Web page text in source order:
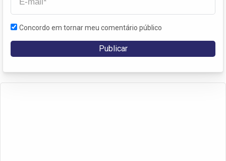
Concordo em tornar meu comentário público